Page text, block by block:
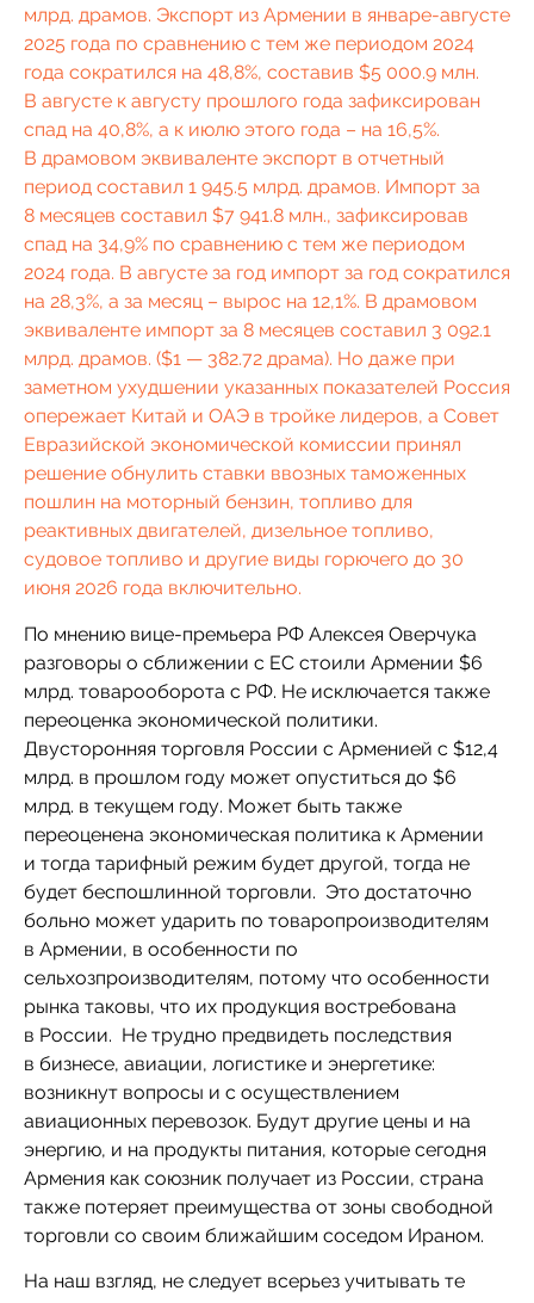
млрд. драмов. Экспорт из Армении в январе-августе
2025 года по сравнению с тем же периодом 2024
года сократился на 48,8%, составив $5 000.9 млн.
В августе к августу прошлого года зафиксирован
спад на 40,8%, а к июлю этого года – на 16,5%.
В драмовом эквиваленте экспорт в отчетный
период составил 1 945.5 млрд. драмов. Импорт за
8 месяцев составил $7 941.8 млн., зафиксировав
спад на 34,9% по сравнению с тем же периодом
2024 года. В августе за год импорт за год сократился
на 28,3%, а за месяц – вырос на 12,1%. В драмовом
эквиваленте импорт за 8 месяцев составил 3 092.1
млрд. драмов. ($1 — 382.72 драма). Но даже при
заметном ухудшении указанных показателей Россия
опережает Китай и ОАЭ в тройке лидеров, а Совет
Евразийской экономической комиссии принял
решение обнулить ставки ввозных таможенных
пошлин на моторный бензин, топливо для
реактивных двигателей, дизельное топливо,
судовое топливо и другие виды горючего до 30
июня 2026 года включительно.
По мнению вице-премьера РФ Алексея Оверчука
разговоры о сближении с ЕС стоили Армении $6
млрд. товарооборота с РФ. Не исключается также
переоценка экономической политики.
Двусторонняя торговля России с Арменией с $12,4
млрд. в прошлом году может опуститься до $6
млрд. в текущем году. Может быть также
переоценена экономическая политика к Армении
и тогда тарифный режим будет другой, тогда не
будет беспошлинной торговли. Это достаточно
больно может ударить по товаропроизводителям
в Армении, в особенности по
сельхозпроизводителям, потому что особенности
рынка таковы, что их продукция востребована
в России. Не трудно предвидеть последствия
в бизнесе, авиации, логистике и энергетике:
возникнут вопросы и с осуществлением
авиационных перевозок. Будут другие цены и на
энергию, и на продукты питания, которые сегодня
Армения как союзник получает из России, страна
также потеряет преимущества от зоны свободной
торговли со своим ближайшим соседом Ираном.
На наш взгляд, не следует всерьез учитывать те